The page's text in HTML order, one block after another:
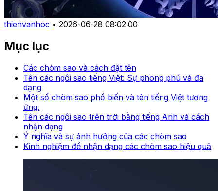
thienvanhoc • 2026-06-28 08:02:00
Mục lục
Các chòm sao và cách đặt tên
Tên các ngôi sao tiếng Việt: Sự phong phú và đa
dạng
Một số chòm sao phổ biến và tên tiếng Việt tương
ứng:
Tên các ngôi sao trên trời bằng tiếng Anh và cách
nhận dạng
Ý nghĩa và sự ảnh hưởng của các chòm sao
Kinh nghiệm để nhận dạng các chòm sao hiệu quả